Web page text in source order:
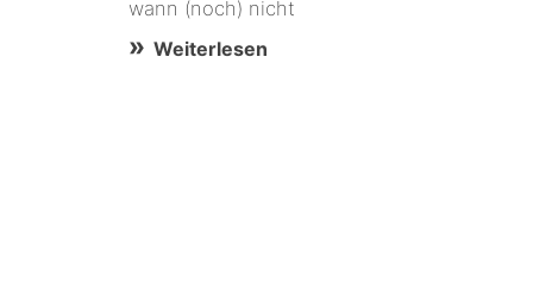
wann (noch) nicht
Weiterlesen